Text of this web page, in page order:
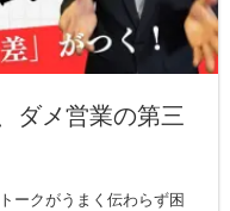
ダメ営業の第三
ークがうまく伝わらず困